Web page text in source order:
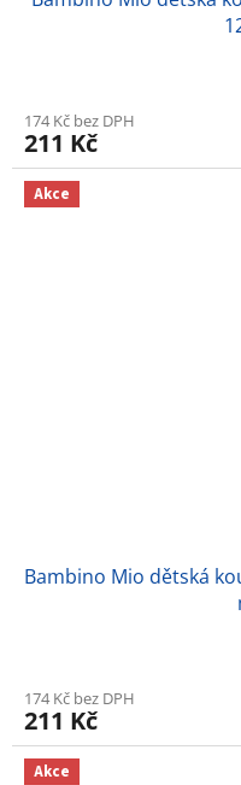
174 Kč bez DPH
211 Kč
Akce
Bambino Mio dětská
174 Kč bez DPH
211 Kč
Akce